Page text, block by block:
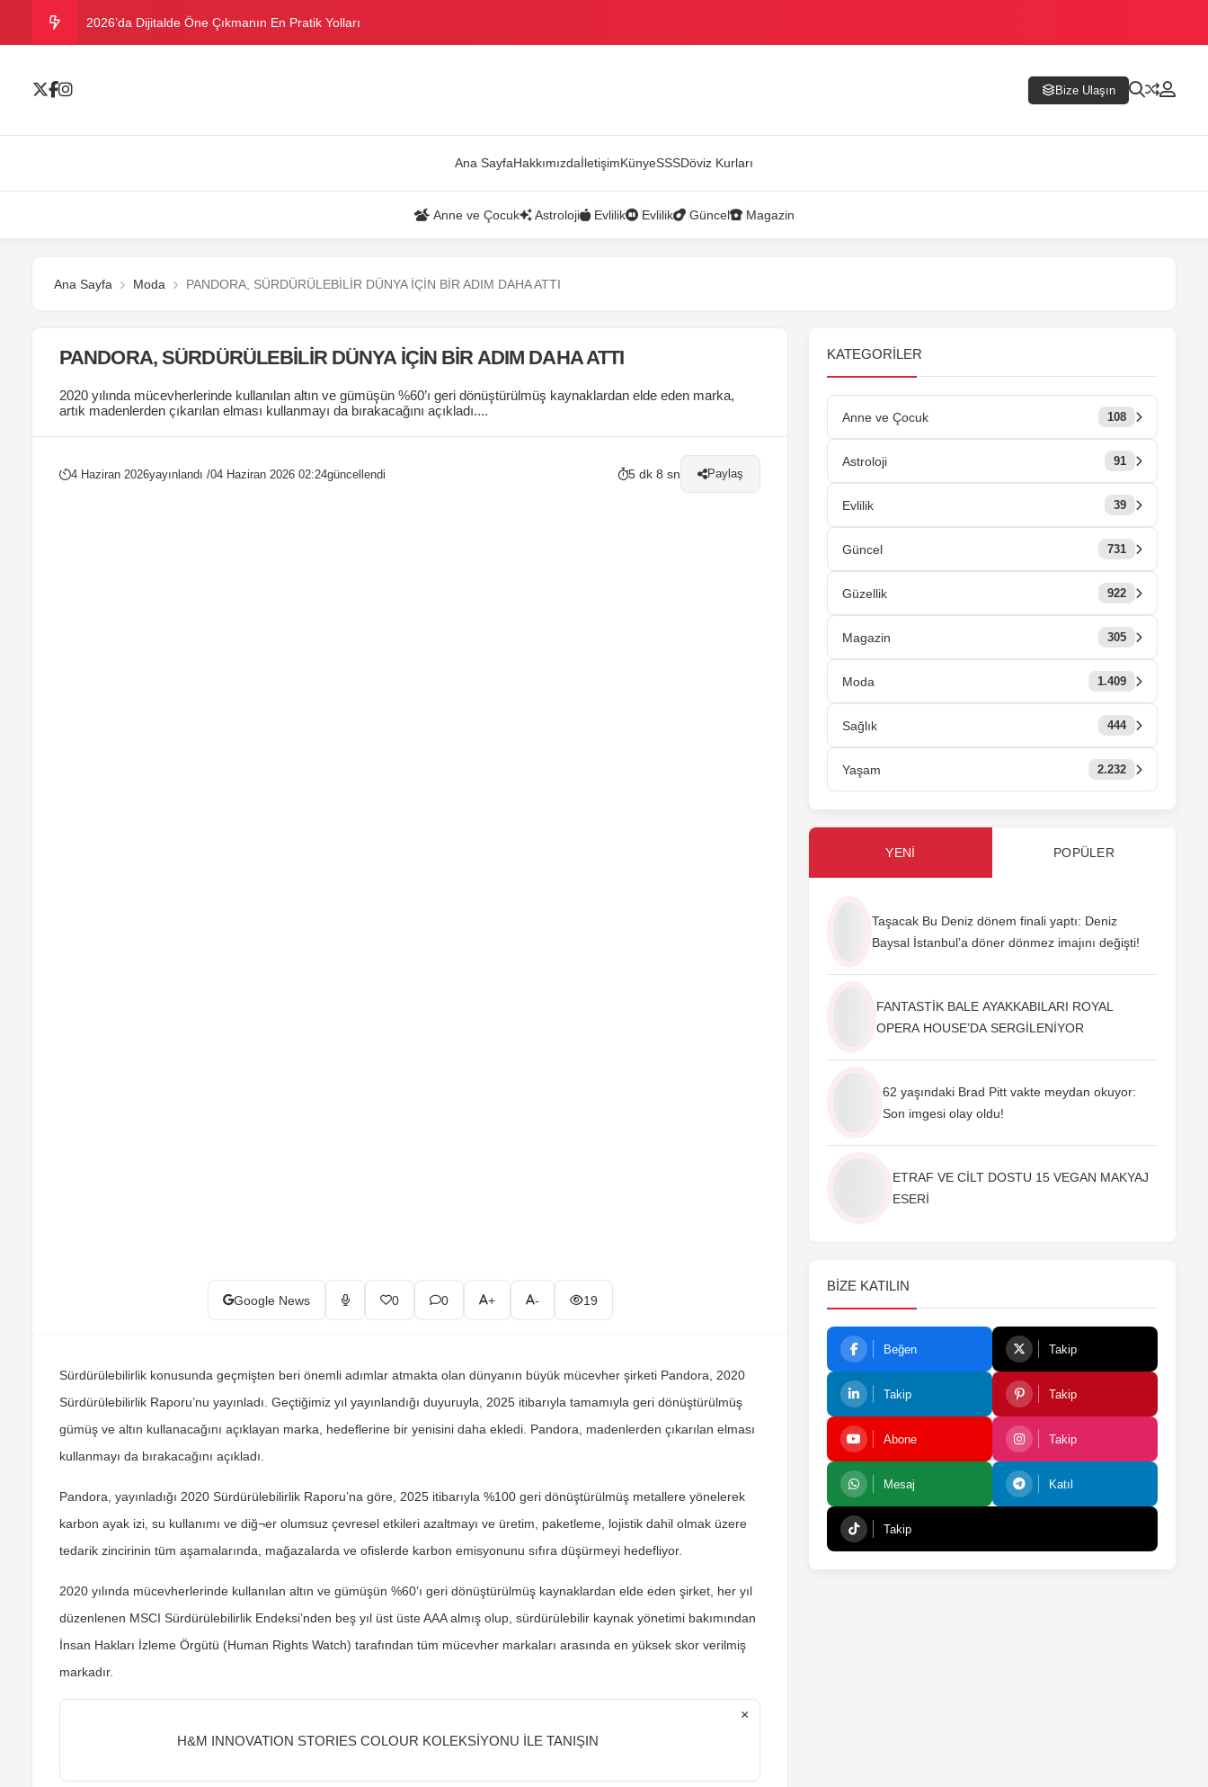
2026’da Dijitalde Öne Çıkmanın En Pratik Yolları
Bize Ulaşın
Ana SayfaHakkımızdaİletişimKünyeSSSDöviz Kurları
Anne ve Çocuk Astroloji Evlilik Evlilik Güncel Magazin
Ana Sayfa Moda PANDORA, SÜRDÜRÜLEBİLİR DÜNYA İÇİN BİR ADIM DAHA ATTI
PANDORA, SÜRDÜRÜLEBİLİR DÜNYA İÇİN BİR ADIM DAHA ATTI
2020 yılında mücevherlerinde kullanılan altın ve gümüşün %60’ı geri dönüştürülmüş kaynaklardan elde eden marka,
artık madenlerden çıkarılan elması kullanmayı da bırakacağını açıkladı....
4 Haziran 2026yayınlandı /04 Haziran 2026 02:24güncellendi 5 dk 8 sn Paylaş
Google News 0 0 + - 19
Sürdürülebilirlik konusunda geçmişten beri önemli adımlar atmakta olan dünyanın büyük mücevher şirketi Pandora, 2020
Sürdürülebilirlik Raporu’nu yayınladı. Geçtiğimiz yıl yayınlandığı duyuruyla, 2025 itibarıyla tamamıyla geri dönüştürülmüş
gümüş ve altın kullanacağını açıklayan marka, hedeflerine bir yenisini daha ekledi. Pandora, madenlerden çıkarılan elması
kullanmayı da bırakacağını açıkladı.
Pandora, yayınladığı 2020 Sürdürülebilirlik Raporu’na göre, 2025 itibarıyla %100 geri dönüştürülmüş metallere yönelerek
karbon ayak izi, su kullanımı ve diğ¬er olumsuz çevresel etkileri azaltmayı ve üretim, paketleme, lojistik dahil olmak üzere
tedarik zincirinin tüm aşamalarında, mağazalarda ve ofislerde karbon emisyonunu sıfıra düşürmeyi hedefliyor.
2020 yılında mücevherlerinde kullanılan altın ve gümüşün %60’ı geri dönüştürülmüş kaynaklardan elde eden şirket, her yıl
düzenlenen MSCI Sürdürülebilirlik Endeksi’nden beş yıl üst üste AAA almış olup, sürdürülebilir kaynak yönetimi bakımından
İnsan Hakları İzleme Örgütü (Human Rights Watch) tarafından tüm mücevher markaları arasında en yüksek skor verilmiş
markadır.
H&M INNOVATION STORIES COLOUR KOLEKSİYONU İLE TANIŞIN
×
KATEGORILER
Anne ve Çocuk 108
Astroloji 91
Evlilik 39
Güncel 731
Güzellik 922
Magazin 305
Moda 1.409
Sağlık 444
Yaşam 2.232
YENI POPÜLER
Taşacak Bu Deniz dönem finali yaptı: Deniz
Baysal İstanbul’a döner dönmez imajını değişti!
FANTASTİK BALE AYAKKABILARI ROYAL
OPERA HOUSE’DA SERGİLENİYOR
62 yaşındaki Brad Pitt vakte meydan okuyor:
Son imgesi olay oldu!
ETRAF VE CİLT DOSTU 15 VEGAN MAKYAJ
ESERİ
BIZE KATILIN
Beğen Takip
Takip Takip
Abone Takip
Mesaj Katıl
Takip